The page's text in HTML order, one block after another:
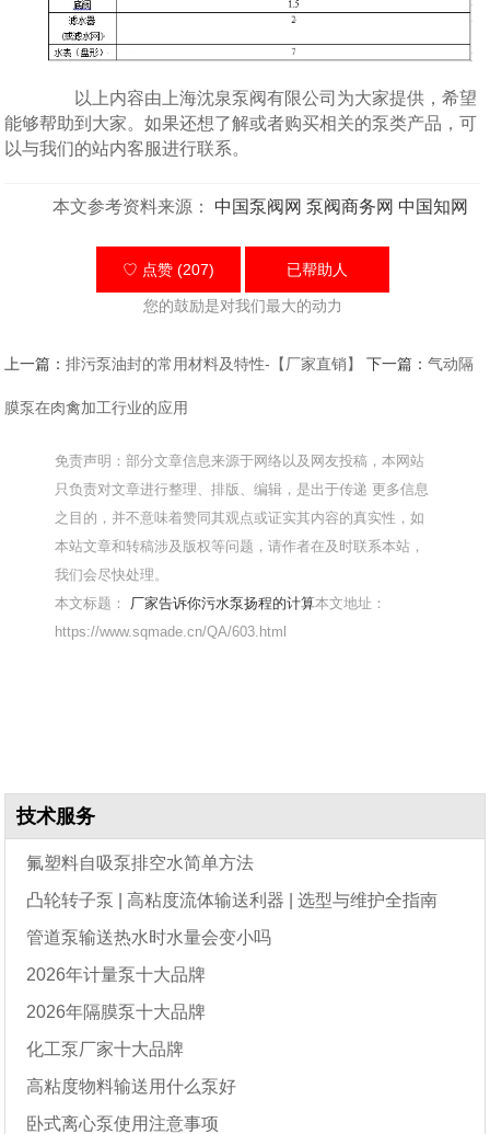
以上内容由上海沈泉泵阀有限公司为大家提供，希望
能够帮助到大家。如果还想了解或者购买相关的泵类产品，可
以与我们的站内客服进行联系。
本文参考资料来源： 中国泵阀网 泵阀商务网 中国知网
♡ 点赞 (207) 已帮助人
您的鼓励是对我们最大的动力
上一篇：排污泵油封的常用材料及特性-【厂家直销】 下一篇：气动隔
膜泵在肉禽加工行业的应用
免责声明：部分文章信息来源于网络以及网友投稿，本网站
只负责对文章进行整理、排版、编辑，是出于传递 更多信息
之目的，并不意味着赞同其观点或证实其内容的真实性，如
本站文章和转稿涉及版权等问题，请作者在及时联系本站，
我们会尽快处理。
本文标题： 厂家告诉你污水泵扬程的计算本文地址：
https://www.sqmade.cn/QA/603.html
技术服务
氟塑料自吸泵排空水简单方法
凸轮转子泵 | 高粘度流体输送利器 | 选型与维护全指南
管道泵输送热水时水量会变小吗
2026年计量泵十大品牌
2026年隔膜泵十大品牌
化工泵厂家十大品牌
高粘度物料输送用什么泵好
卧式离心泵使用注意事项